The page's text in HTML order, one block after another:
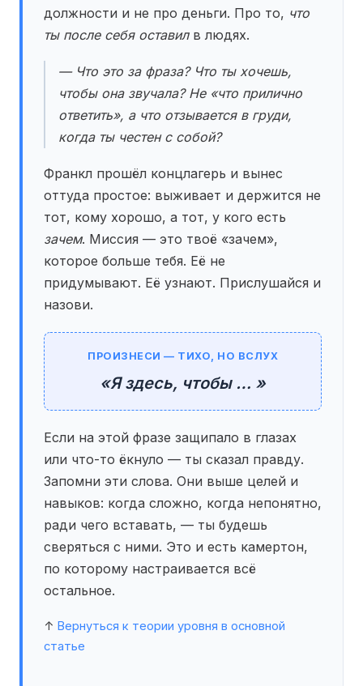
должности и не про деньги. Про то, что
ты после себя оставилв людях.
— Что это за фраза? Что ты хочешь,
чтобы она звучала? Не «что прилично
ответить», а что отзывается в груди,
когда ты честен с собой?
Франкл прошёл концлагерь и вынес
оттуда простое: выживает и держится не
тот, кому хорошо, а тот, у кого есть
зачем. Миссия — это твоё «зачем»,
которое больше тебя. Её не
придумывают. Её узнают. Прислушайся и
назови.
ПРОИЗНЕСИ — ТИХО, НО ВСЛУХ
«Я здесь, чтобы … »
Если на этой фразе защипало в глазах
или что-то ёкнуло — ты сказал правду.
Запомни эти слова. Они выше целей и
навыков: когда сложно, когда непонятно,
ради чего вставать, — ты будешь
сверяться с ними. Это и есть камертон,
по которому настраивается всё
остальное.
↑ Вернуться к теории уровня в основной
статье